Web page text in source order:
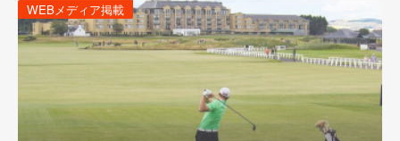
WEBメディア掲載